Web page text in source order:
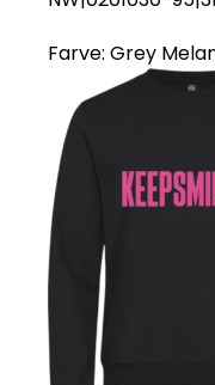
Farve: Grey